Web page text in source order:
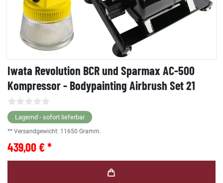
Iwata Revolution BCR und Sparmax AC-500
Kompressor - Bodypainting Airbrush Set 21
Lagernd - sofort lieferbar
** Versandgewicht: 11650 Gramm.
439,00 € *